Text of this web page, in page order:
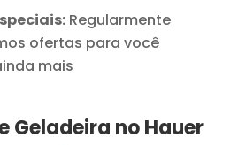
Regularmente
ofertas para você
mais
Geladeira no Hauer